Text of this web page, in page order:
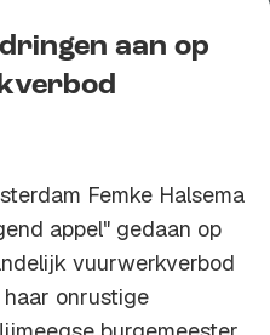
Kopieer link
aan op
Femke Halsema
appel" gedaan op
vuurwerkverbod
onrustige